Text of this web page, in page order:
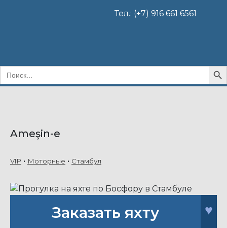
Тел.: (+7) 916 661 6561
Search
for:
Search
Ameşin-e
VIP Моторные Стамбул
Заказать яхту ♥